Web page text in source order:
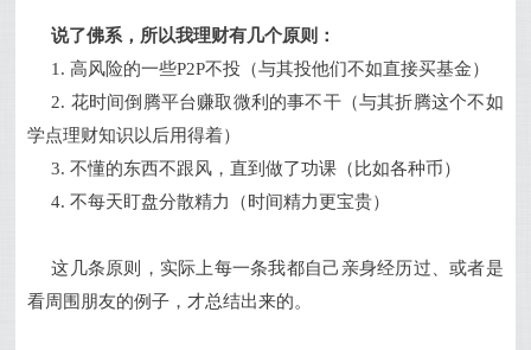
说了佛系，所以我理财有几个原则：
1. 高风险的一些P2P不投（与其投他们不如直接买基金）
2. 花时间倒腾平台赚取微利的事不干（与其折腾这个不如
学点理财知识以后用得着）
3. 不懂的东西不跟风，直到做了功课（比如各种币）
4. 不每天盯盘分散精力（时间精力更宝贵）
这几条原则，实际上每一条我都自己亲身经历过、或者是
看周围朋友的例子，才总结出来的。